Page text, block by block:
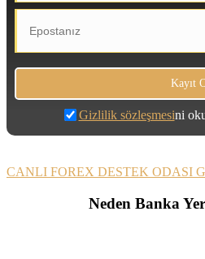
Gizlilik sözleşmesini
CANLI FOREX DESTEK ODASI
Neden Banka